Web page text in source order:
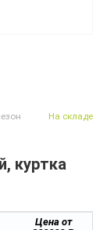
куртка
На складе
Цена от